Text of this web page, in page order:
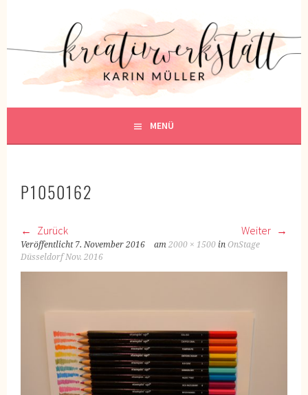
KREATIVWERKSTATT
KREATIV SEIN
MENÜ
P1050162
Zurück Weiter
Veröffentlicht 7. November 2016 am2000 × 1500 inOnStage
Düsseldorf Nov. 2016